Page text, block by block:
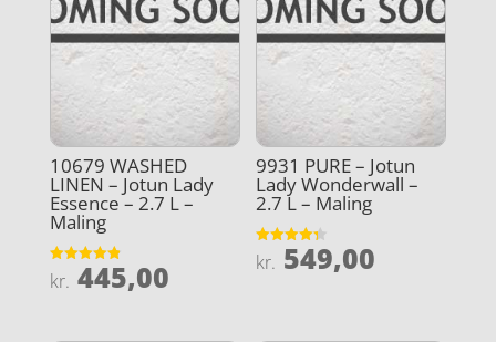
10679 WASHED
LINEN – Jotun Lady
Essence – 2.7 L –
Maling
Vurderet
4.9
kr. 445,00
9931 PURE – Jotun
Lady Wonderwall –
2.7 L – Maling
Vurderet
4.3
kr. 549,00